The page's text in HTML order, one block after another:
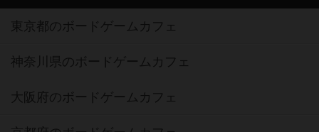
東京都のボードゲームカフェ
神奈川県のボードゲームカフェ
大阪府のボードゲームカフェ